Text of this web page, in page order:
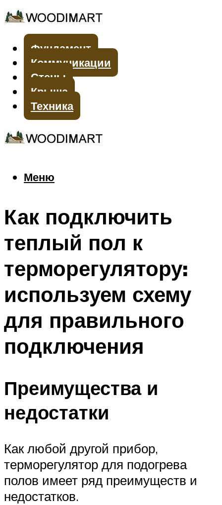
Фундамент
Коммуникации
Стены
Крыша
Техника
Меню
Меню
Как подключить
теплый пол к
терморегулятору:
используем схему
для правильного
подключения
Преимущества и
недостатки
Как любой другой прибор,
терморегулятор для подогрева
полов имеет ряд преимуществ и
недостатков.